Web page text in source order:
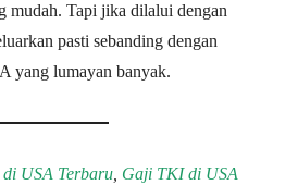
mudah. Tapi jika dilalui dengan
pasti sebanding dengan
yang lumayan banyak.
USA Terbaru Gaji TKI di USA